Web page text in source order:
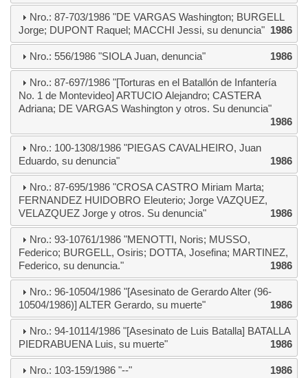
Nro.: 87-703/1986 "DE VARGAS Washington; BURGELL
Jorge; DUPONT Raquel; MACCHI Jessi, su denuncia" 1986
Nro.: 556/1986 "SIOLA Juan, denuncia" 1986
Nro.: 87-697/1986 "[Torturas en el Batallón de Infantería
No. 1 de Montevideo] ARTUCIO Alejandro; CASTERA
Adriana; DE VARGAS Washington y otros. Su denuncia"
1986
Nro.: 100-1308/1986 "PIEGAS CAVALHEIRO, Juan
Eduardo, su denuncia"
1986
Nro.: 87-695/1986 "CROSA CASTRO Miriam Marta;
FERNANDEZ HUIDOBRO Eleuterio; Jorge VAZQUEZ,
VELAZQUEZ Jorge y otros. Su denuncia"
1986
Nro.: 93-10761/1986 "MENOTTI, Noris; MUSSO,
Federico; BURGELL, Osiris; DOTTA, Josefina; MARTINEZ,
Federico, su denuncia."
1986
Nro.: 96-10504/1986 "[Asesinato de Gerardo Alter (96-
10504/1986)] ALTER Gerardo, su muerte"
1986
Nro.: 94-10114/1986 "[Asesinato de Luis Batalla] BATALLA
PIEDRABUENA Luis, su muerte"
1986
Nro.: 103-159/1986 "--" 1986